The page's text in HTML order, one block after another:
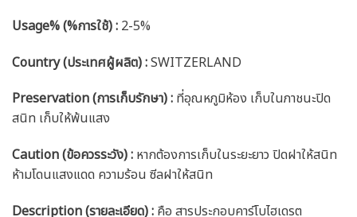
Usage% (%การใช้) : 2-5%
Country (ประเทศผู้ผลิต) :SWITZERLAND
Preservation (การเก็บรักษา) : ที่อุณหภูมิห้อง เก็บในภาชนะปิด
สนิท เก็บให้พ้นแสง
Caution(ข้อควรระวัง) : หากต้องการเก็บในระยะยาว ปิดฝาให้สนิท
ห้ามโดนแสงแดด ความร้อน ซีลฝาให้สนิท
Description (รายละเอียด): คือ สารประกอบคาร์โบไฮเดรต